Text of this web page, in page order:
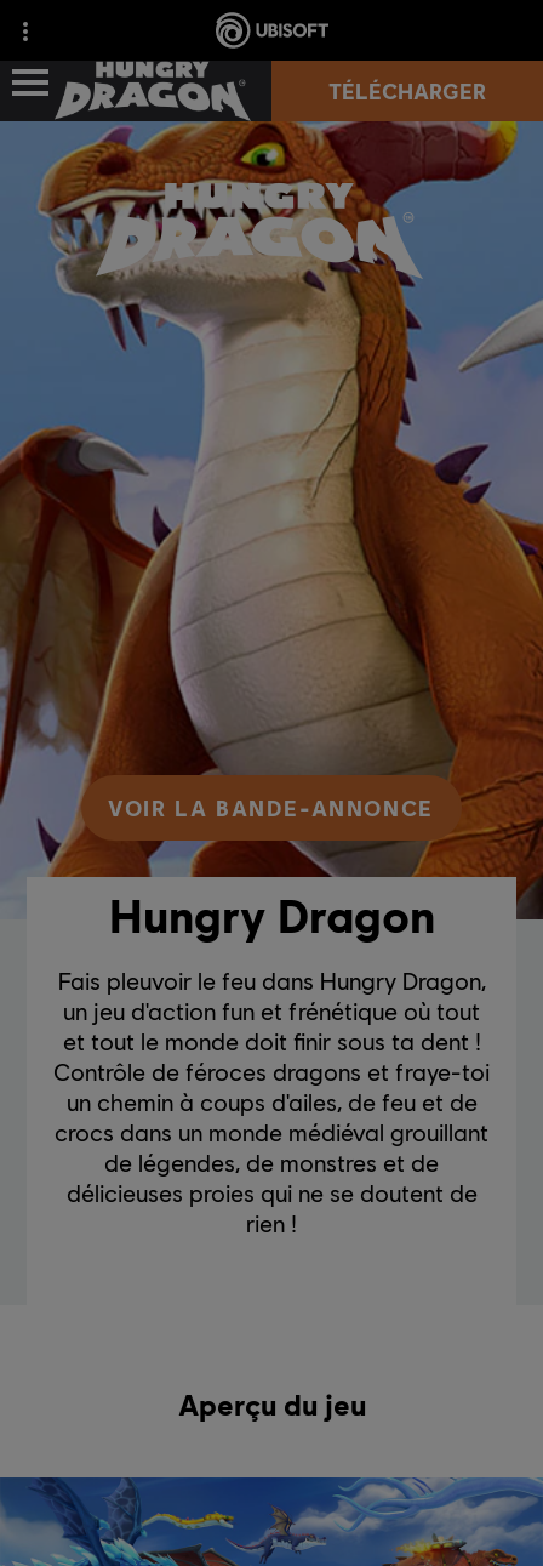
SUPPORT
TÉLÉCHARGER
Hungry Dragon
Fais pleuvoir le feu dans Hungry Dragon,
un jeu d'action fun et frénétique où tout
et tout le monde doit finir sous ta dent !
Contrôle de féroces dragons et fraye-toi
un chemin à coups d'ailes, de feu et de
crocs dans un monde médiéval grouillant
de légendes, de monstres et de
délicieuses proies qui ne se doutent de
rien !
VOIR LA BANDE-ANNONCE
Aperçu du jeu